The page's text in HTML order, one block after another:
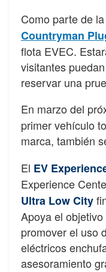
Como parte de
Countryman
flota EVEC.
visitantes
reservar una
En marzo del
primer vehículo
marca, también
El EV
Experience
Ultra Low City
Apoya el
promover el uso
eléctricos
asesoramiento